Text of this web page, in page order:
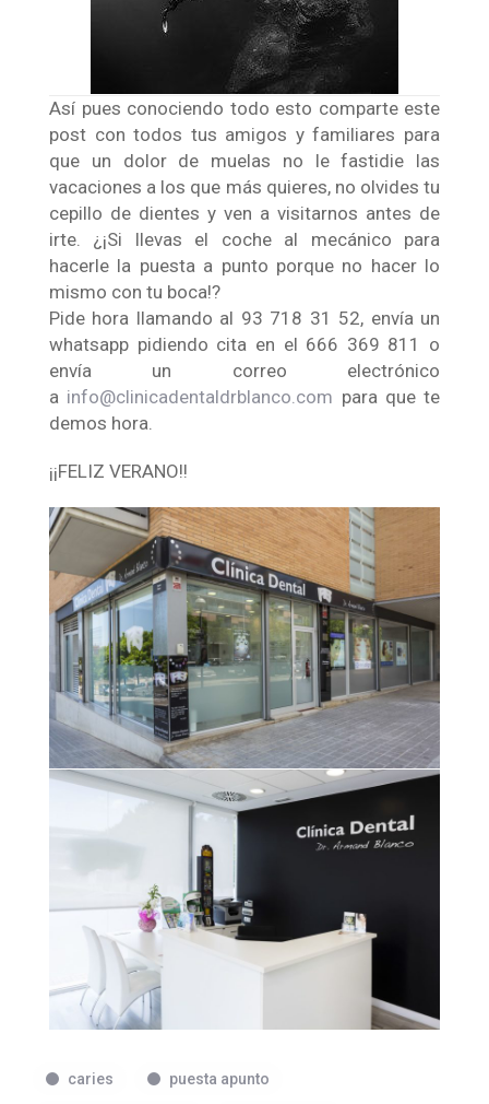
Así pues conociendo todo esto comparte este
post con todos tus amigos y familiares para
que un dolor de muelas no le fastidie las
vacaciones a los que más quieres, no olvides tu
cepillo de dientes y ven a visitarnos antes de
irte. ¿¡Si llevas el coche al mecánico para
hacerle la puesta a punto porque no hacer lo
mismo con tu boca!?
Pide hora llamando al 93 718 31 52, envía un
whatsapp pidiendo cita en el 666 369 811 o
envía un correo electrónico
a info@clinicadentaldrblanco.com para que te
demos hora.
¡¡FELIZ VERANO!!
caries puesta apunto